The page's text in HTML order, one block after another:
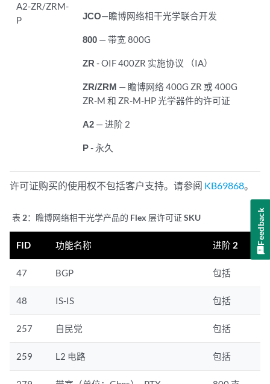
A2-ZR/ZRM-
P
JCO—瞻博网络相干光学联合开发
800 — 带宽 800G
ZR - OIF 400ZR 实施协议 （IA）
ZR/ZRM — 瞻博网络 400G ZR 或 400G
ZR-M 和 ZR-M-HP 光学器件的许可证
A2 — 进阶 2
P- 永久
许可证购买的使用权不包括客户支持。请参阅 KB69868。
表 2： 瞻博网络相干光学产品的 Flex 层许可证 SKU
FID 功能名称 进阶 2
47 BGP 包括
48 IS-IS 包括
257 自民党 包括
259 L2 电路 包括
Feedback